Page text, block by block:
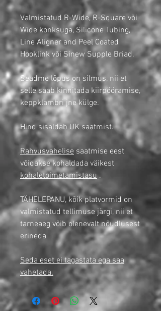
Valmistatud R-Wide, R-Square või
Wide konksuga, Silicone Tubing,
Line Aligner and Peel Coated
Hooklink või Sinew Supple Briad.
Seadme lõpus on silmus, nii et
selle saab kinnitada kiirpööramise,
keppklambri jne külge.
Hind sisaldab UK saatmist.
Rahvusvahelise saatmise eest
võidakse kohaldada väikest
kohaletoimetamistasu.
TÄHELEPANU, kõik platvormid on
valmistatud tellimuse järgi, nii et
tarneaeg võib olenevalt nõudlusest
erineda
Seda eset ei tagastata ega saa
vahetada.